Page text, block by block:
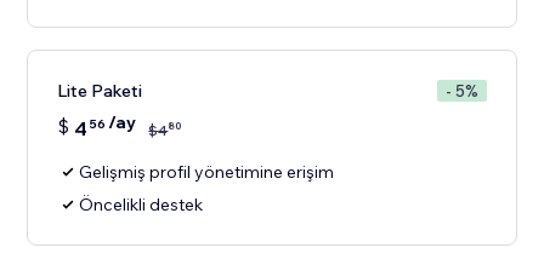
Lite Paketi - 5%
$ 4 56 /ay $480
Gelişmiş profil yönetimine erişim
Öncelikli destek